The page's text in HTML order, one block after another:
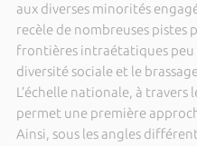
aux diverses minorités
recèle de nombreuses pistes
frontières intraétatiques peu
diversité sociale et le
L’échelle nationale, à
permet une première
Ainsi, sous les angles